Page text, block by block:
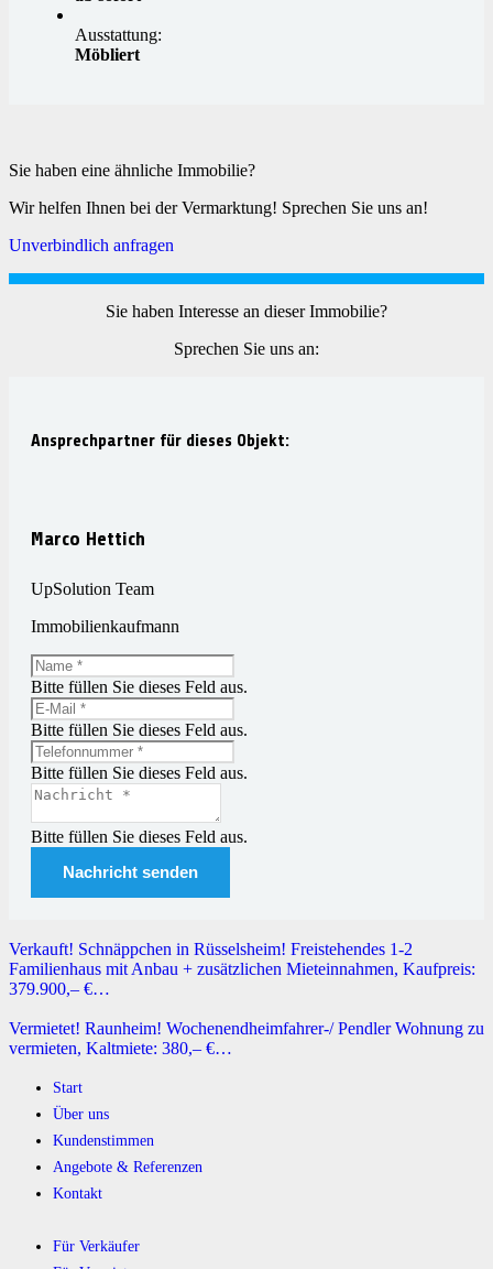
Ausstattung:
Möbliert
Sie haben eine ähnliche Immobilie?
Wir helfen Ihnen bei der Vermarktung! Sprechen Sie uns an!
Unverbindlich anfragen
Sie haben Interesse an dieser Immobilie?
Sprechen Sie uns an:
Ansprechpartner für dieses Objekt:
Marco Hettich
UpSolution Team
Immobilienkaufmann
Bitte füllen Sie dieses Feld aus.
Bitte füllen Sie dieses Feld aus.
Bitte füllen Sie dieses Feld aus.
Bitte füllen Sie dieses Feld aus.
Nachricht senden
Verkauft! Schnäppchen in Rüsselsheim! Freistehendes 1-2
Familienhaus mit Anbau + zusätzlichen Mieteinnahmen, Kaufpreis:
379.900,– €…
Vermietet! Raunheim! Wochenendheimfahrer-/ Pendler Wohnung zu
vermieten, Kaltmiete: 380,– €…
Start
Über uns
Kundenstimmen
Angebote & Referenzen
Kontakt
Für Verkäufer